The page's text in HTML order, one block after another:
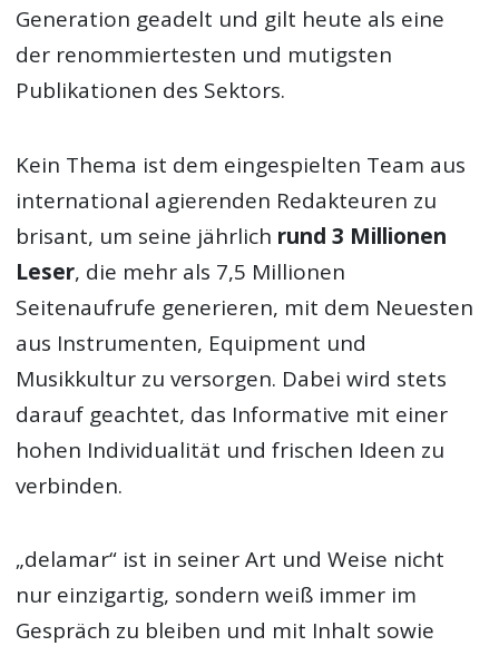
Generation geadelt und gilt heute als eine
der renommiertesten und mutigsten
Publikationen des Sektors.
Kein Thema ist dem eingespielten Team aus
international agierenden Redakteuren zu
brisant, um seine jährlich rund 3 Millionen
Leser, die mehr als 7,5 Millionen
Seitenaufrufe generieren, mit dem Neuesten
aus Instrumenten, Equipment und
Musikkultur zu versorgen. Dabei wird stets
darauf geachtet, das Informative mit einer
hohen Individualität und frischen Ideen zu
verbinden.
„delamar“ ist in seiner Art und Weise nicht
nur einzigartig, sondern weiß immer im
Gespräch zu bleiben und mit Inhalt sowie